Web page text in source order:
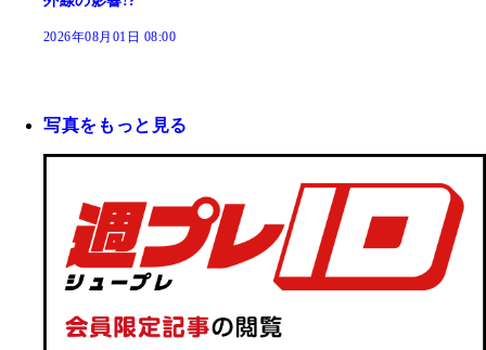
2026年08月01日 08:00
写真をもっと見る